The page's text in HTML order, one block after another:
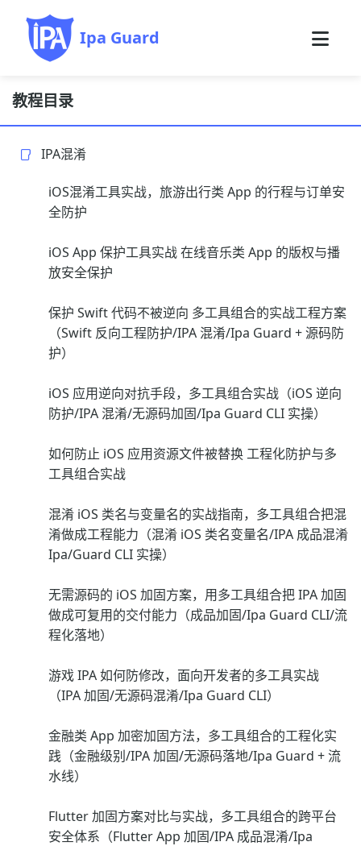
Ipa Guard
教程目录
IPA混淆
iOS混淆工具实战，旅游出行类 App 的行程与订单安
全防护
iOS App 保护工具实战 在线音乐类 App 的版权与播
放安全保护
保护 Swift 代码不被逆向 多工具组合的实战工程方案
（Swift 反向工程防护/IPA 混淆/Ipa Guard + 源码防
护）
iOS 应用逆向对抗手段，多工具组合实战（iOS 逆向
防护/IPA 混淆/无源码加固/Ipa Guard CLI 实操）
如何防止 iOS 应用资源文件被替换 工程化防护与多
工具组合实战
混淆 iOS 类名与变量名的实战指南，多工具组合把混
淆做成工程能力（混淆 iOS 类名变量名/IPA 成品混淆
Ipa/Guard CLI 实操）
无需源码的 iOS 加固方案，用多工具组合把 IPA 加固
做成可复用的交付能力（成品加固/Ipa Guard CLI/流
程化落地）
游戏 IPA 如何防修改，面向开发者的多工具实战
（IPA 加固/无源码混淆/Ipa Guard CLI）
金融类 App 加密加固方法，多工具组合的工程化实
践（金融级别/IPA 加固/无源码落地/Ipa Guard + 流
水线）
Flutter 加固方案对比与实战，多工具组合的跨平台
安全体系（Flutter App 加固/IPA 成品混淆/Ipa